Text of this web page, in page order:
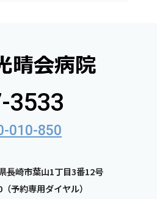
3533
010-850
崎市葉山1丁目3番12号
予約専用ダイヤル）